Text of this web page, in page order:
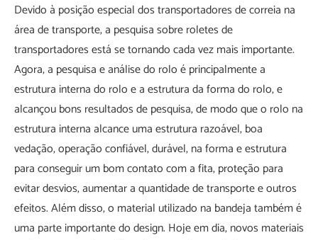
Devido à posição especial dos transportadores de correia na
área de transporte, a pesquisa sobre roletes de
transportadores está se tornando cada vez mais importante.
Agora, a pesquisa e análise do rolo é principalmente a
estrutura interna do rolo e a estrutura da forma do rolo, e
alcançou bons resultados de pesquisa, de modo que o rolo na
estrutura interna alcance uma estrutura razoável, boa
vedação, operação confiável, durável, na forma e estrutura
para conseguir um bom contato com a fita, proteção para
evitar desvios, aumentar a quantidade de transporte e outros
efeitos. Além disso, o material utilizado na bandeja também é
uma parte importante do design. Hoje em dia, novos materiais